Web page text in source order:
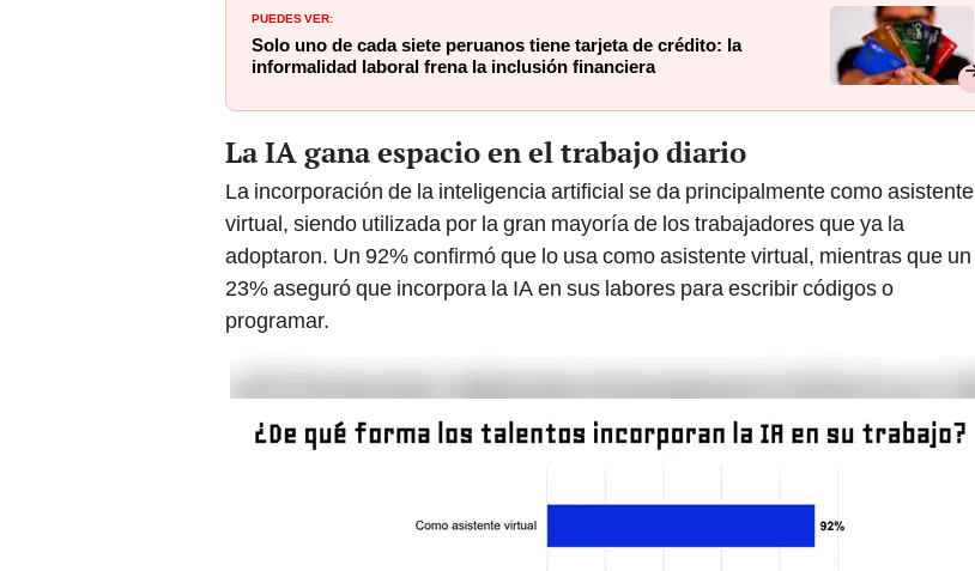
PUEDES VER:
Solo uno de cada siete peruanos tiene tarjeta de crédito: la
informalidad laboral frena la inclusión financiera
La IA gana espacio en el trabajo diario
La incorporación de la inteligencia artificial se da principalmente como asistente
virtual, siendo utilizada por la gran mayoría de los trabajadores que ya la
adoptaron. Un 92% confirmó que lo usa como asistente virtual, mientras que un
23% aseguró que incorpora la IA en sus labores para escribir códigos o
programar.